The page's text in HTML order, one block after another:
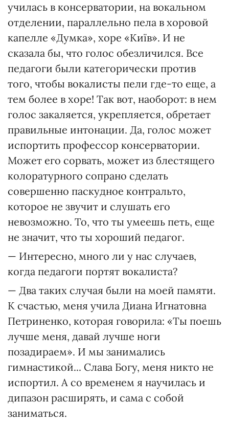
училась в консерватории, на вокальном
отделении, параллельно пела в хоровой
капелле «Думка», хоре «Київ». И не
сказала бы, что голос обезличился. Все
педагоги были категорически против
того, чтобы вокалисты пели где-то еще, а
тем более в хоре! Так вот, наоборот: в нем
голос закаляется, укрепляется, обретает
правильные интонации. Да, голос может
испортить профессор консерватории.
Может его сорвать, может из блестящего
колоратурного сопрано сделать
совершенно паскудное контральто,
которое не звучит и слушать его
невозможно. То, что ты умеешь петь, еще
не значит, что ты хороший педагог.
— Интересно, много ли у нас случаев,
когда педагоги портят вокалиста?
— Два таких случая были на моей памяти.
К счастью, меня учила Диана Игнатовна
Петриненко, которая говорила: «Ты поешь
лучше меня, давай лучше ноги
позадираем». И мы занимались
гимнастикой... Слава Богу, меня никто не
испортил. А со временем я научилась и
дипазон расширять, и сама с собой
заниматься.